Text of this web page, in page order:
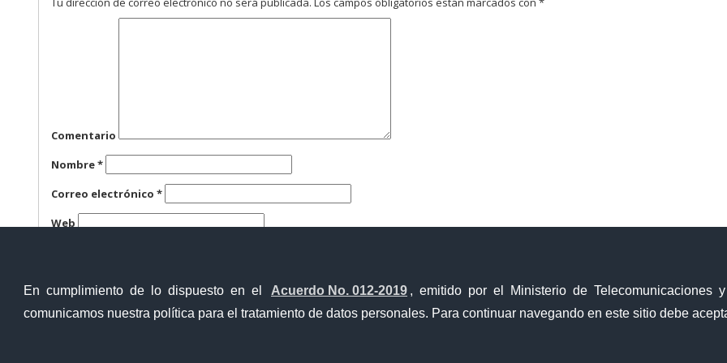
En cumplimiento de lo dispuesto en el Acuerdo No. 012-2019 , emitido por el Ministerio de Telecomunicaciones
comunicamos nuestra política para el tratamiento de datos personales. Para continuar navegando en este sitio debe
Comentario
Nombre*
Correo electrónico*
Web